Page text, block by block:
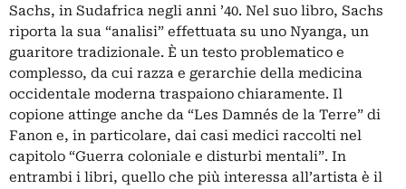
Sachs, in Sudafrica negli anni ’40. Nel suo libro, Sachs
riporta la sua “analisi” effettuata su uno Nyanga, un
guaritore tradizionale. È un testo problematico e
complesso, da cui razza e gerarchie della medicina
occidentale moderna traspaiono chiaramente. Il
copione attinge anche da “Les Damnés de la Terre” di
Fanon e, in particolare, dai casi medici raccolti nel
capitolo “Guerra coloniale e disturbi mentali”. In
entrambi i libri, quello che più interessa all’artista è il